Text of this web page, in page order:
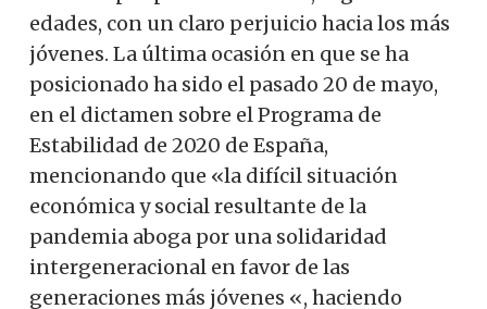
edades, con un claro perjuicio hacia los más
jóvenes. La última ocasión en que se ha
posicionado ha sido el pasado 20 de mayo,
en el dictamen sobre el Programa de
Estabilidad de 2020 de España,
mencionando que «la difícil situación
económica y social resultante de la
pandemia aboga por una solidaridad
intergeneracional en favor de las
generaciones más jóvenes «, haciendo